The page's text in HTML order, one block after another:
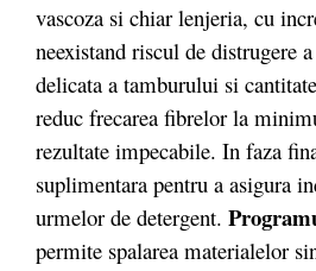
vascoza si chiar lenjeria, cu
neexistand riscul de distrugere
delicata a tamburului si
reduc frecarea fibrelor la
rezultate impecabile. In faza
suplimentara pentru a asigura
urmelor de detergent.
permite spalarea materialelor